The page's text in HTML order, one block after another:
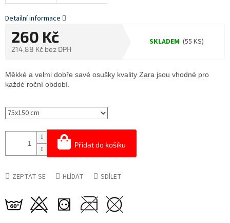
260 Kč
214,88 Kč bez DPH
SKLADEM (55 KS)
Přidat do košíku
Měkké a velmi dobře savé osušky kvality Zara jsou vhodné pro
každé roční období.
Detailní informace
ZEPTAT SE HLÍDAT SDÍLET